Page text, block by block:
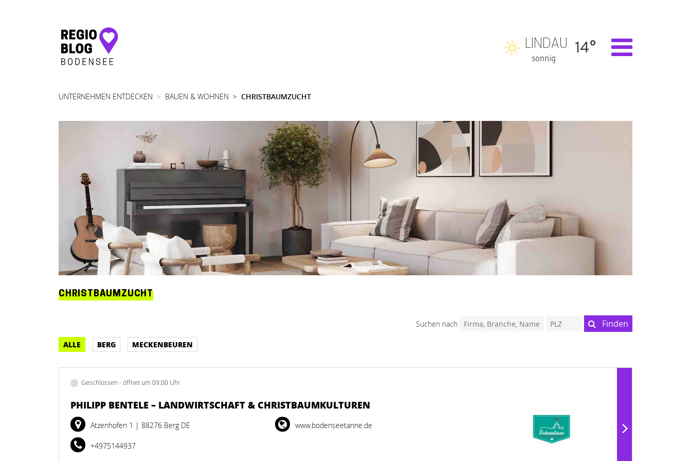
Hauptnavigation
LINDAU
sonnig
14°
UNTERNEHMEN ENTDECKEN BAUEN & WOHNEN CHRISTBAUMZUCHT
CHRISTBAUMZUCHT
Suchen nach Finden
ALLE BERG MECKENBEUREN
Geschlossen - öffnet um 09:00 Uhr
PHILIPP BENTELE – LANDWIRTSCHAFT & CHRISTBAUMKULTUREN
Atzenhofen 1 | 88276 Berg DE
+4975144937
www.bodenseetanne.de